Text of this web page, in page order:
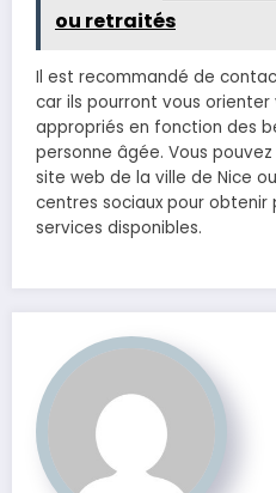
ou retraités
Il est recommandé de
car ils pourront vous orienter
appropriés en fonction des
personne âgée. Vous
site web de la ville de Nice
centres sociaux pour obtenir
services disponibles.